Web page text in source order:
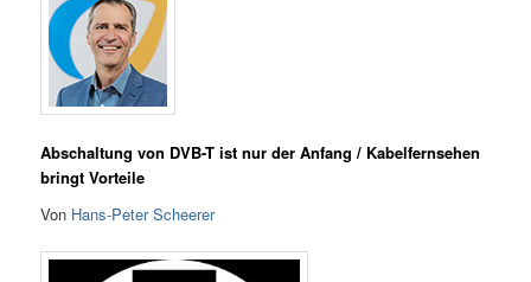
Abschaltung von DVB-T ist nur der Anfang / Kabelfernsehen
bringt Vorteile
Von Hans-Peter Scheerer